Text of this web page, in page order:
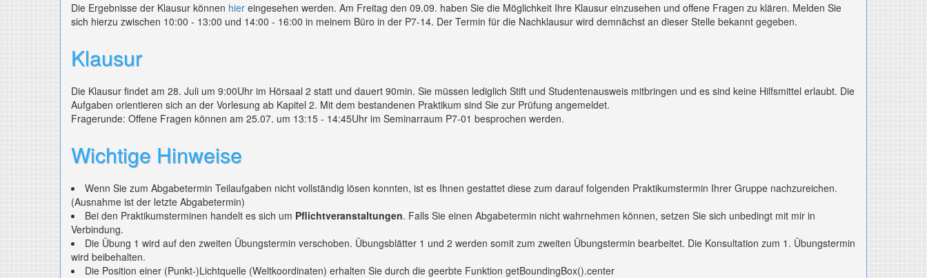
Die Ergebnisse der Klausur können hier eingesehen werden. Am Freitag den 09.09. haben Sie die Möglichkeit Ihre Klausur einzusehen und offene Fragen zu klären. Melden Sie
sich hierzu zwischen 10:00 - 13:00 und 14:00 - 16:00 in meinem Büro in der P7-14. Der Termin für die Nachklausur wird demnächst an dieser Stelle bekannt gegeben.
Klausur
Die Klausur findet am 28. Juli um 9:00Uhr im Hörsaal 2 statt und dauert 90min. Sie müssen lediglich Stift und Studentenausweis mitbringen und es sind keine Hilfsmittel erlaubt. Die
Aufgaben orientieren sich an der Vorlesung ab Kapitel 2. Mit dem bestandenen Praktikum sind Sie zur Prüfung angemeldet.
Fragerunde: Offene Fragen können am 25.07. um 13:15 - 14:45Uhr im Seminarraum P7-01 besprochen werden.
Wichtige Hinweise
Wenn Sie zum Abgabetermin Teilaufgaben nicht vollständig lösen konnten, ist es Ihnen gestattet diese zum darauf folgenden Praktikumstermin Ihrer Gruppe nachzureichen.
(Ausnahme ist der letzte Abgabetermin)
Bei den Praktikumsterminen handelt es sich um Pflichtveranstaltungen. Falls Sie einen Abgabetermin nicht wahrnehmen können, setzen Sie sich unbedingt mit mir in
Verbindung.
Die Übung 1 wird auf den zweiten Übungstermin verschoben. Übungsblätter 1 und 2 werden somit zum zweiten Übungstermin bearbeitet. Die Konsultation zum 1. Übungstermin
wird beibehalten.
Die Position einer (Punkt-)Lichtquelle (Weltkoordinaten) erhalten Sie durch die geerbte Funktion getBoundingBox().center